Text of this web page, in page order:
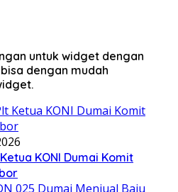
untuk widget dengan
dengan mudah
KONI Dumai Komit